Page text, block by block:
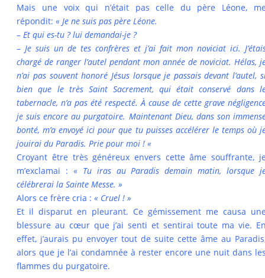
Mais une voix qui n’était pas celle du père Léone,
répondit: « Je ne suis pas père Léone.
– Et qui es-tu ? lui demandai-je ?
– Je suis un de tes confrères et j’ai fait mon noviciat ici.
chargé de ranger l’autel pendant mon année de noviciat. Hélas,
n’ai pas souvent honoré Jésus lorsque je passais devant l’autel,
bien que le très Saint Sacrement, qui était conservé dans
tabernacle, n’a pas été respecté.À cause de cette grave
je suis encore au purgatoire. Maintenant Dieu, dans son
bonté, m’a envoyé ici pour que tu puisses accélérer le temps où
jouirai du Paradis. Prie pour moi ! «
Croyant être très généreux envers cette âme souf­frante,
m’exclamai : « Tu iras au Paradis demain matin, lorsque
célébrerai la Sainte Messe. »
Alors ce frère cria :« Cruel ! »
Et il disparut en pleurant. Ce gémissement me cau­sa
blessure au cœur que j’ai senti et sentirai toute ma vie.
effet, j’aurais pu envoyer tout de suite cette âme au
alors que je l’ai condamnée à rester encore une nuit dans
flammes du purgatoire.